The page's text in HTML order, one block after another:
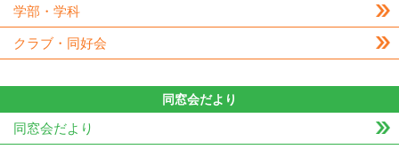
学部・学科
クラブ・同好会
同窓会だより
同窓会だより